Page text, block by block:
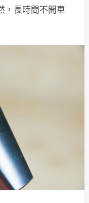
，長時間不開車